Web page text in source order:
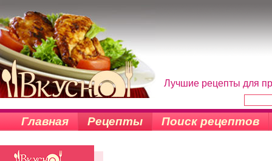
Лучшие рецепты для
Главная Рецепты Поиск рецептов